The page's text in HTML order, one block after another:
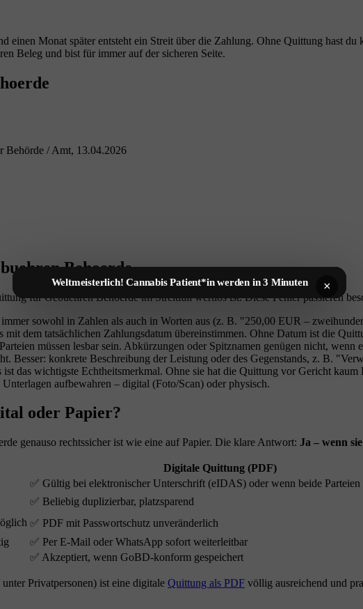
einen Monat später entsteht ein Streit über die Zahlung. Ohne Quittung hast
Beleg und bist für immer auf der sicheren Seite.
Behörde / Amt, 13.04.2026
Behoerde
für Gebuehren Behoerde im Streitfall wertlos ist. Diese Fehler passieren
immer sowohl in Zahlen als auch in Worten aus (z. B. "250,00 EUR –
mit dem tatsächlichen Zahlungsdatum übereinstimmen. Ohne Datum ist die
müssen lesbar sein. Abkürzungen oder Spitznamen genügen nicht, wenn
Besser: konkrete Beschreibung der Leistung oder des Gegenstands, z. B.
das wichtigste Echtheitsmerkmal. Ohne sie hat die Quittung vor Gericht kaum
aufbewahren – digital (Foto/Scan) oder physisch.
oder Papier?
genauso rechtssicher ist wie eine auf Papier. Die klare Antwort: Ja – wenn
Digitale Quittung (PDF)
✅ Gültig bei elektronischer Unterschrift (eIDAS) oder wenn beide Parteien
✅ Beliebig duplizierbar, platzsparend
✅ PDF mit Passwortschutz unveränderlich
✅ Per E-Mail oder WhatsApp sofort weiterleitbar
✅ Akzeptiert, wenn GoBD-konform gespeichert
Privatpersonen) ist eine digitale Quittung als PDF völlig ausreichend und
Weltmeisterlich! Cannabis Patient*in werden in 3 Minuten ×